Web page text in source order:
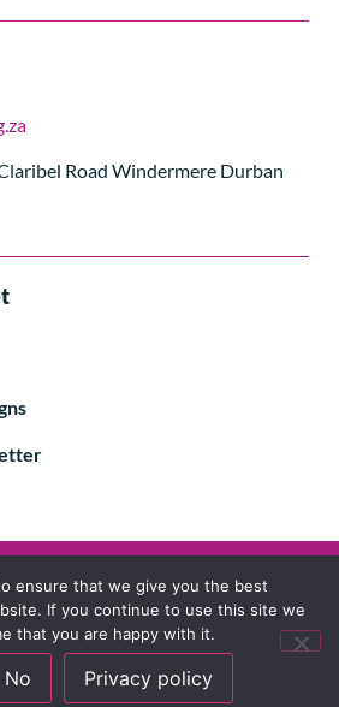
Road Windermere Durban
Follow us
StreetNet International
ensure that we give you the best
If you continue to use this site we
that you are happy with it.
No Privacy policy